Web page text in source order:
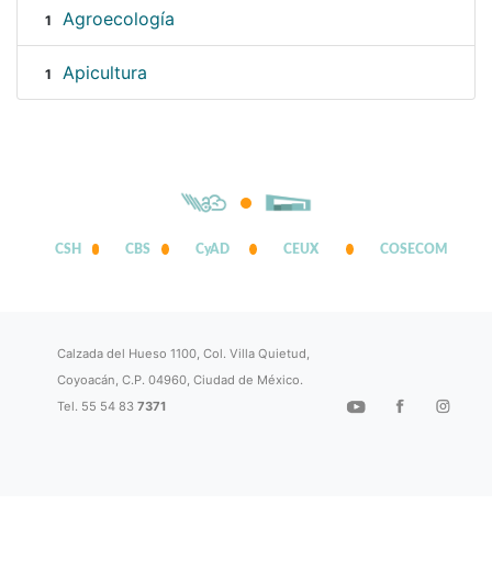
1 Agroecología
1 Apicultura
CSH CBS CyAD CEUX COSECOM
Calzada del Hueso 1100, Col. Villa Quietud,
Coyoacán, C.P. 04960, Ciudad de México.
Tel. 55 54 837371